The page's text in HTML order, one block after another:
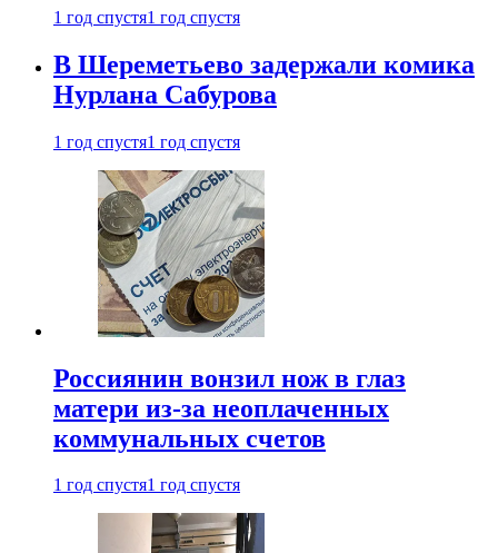
1 год спустя1 год спустя
В Шереметьево задержали комика
Нурлана Сабурова
1 год спустя1 год спустя
Россиянин вонзил нож в глаз
матери из-за неоплаченных
коммунальных счетов
1 год спустя1 год спустя